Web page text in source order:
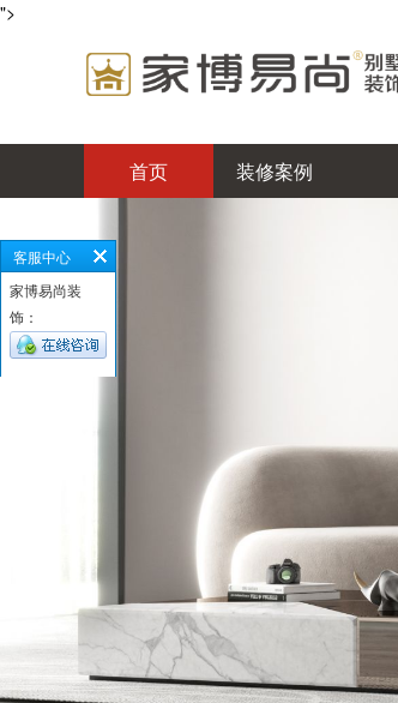
">
首页 装修案例
客服中心
家博易尚装
饰：